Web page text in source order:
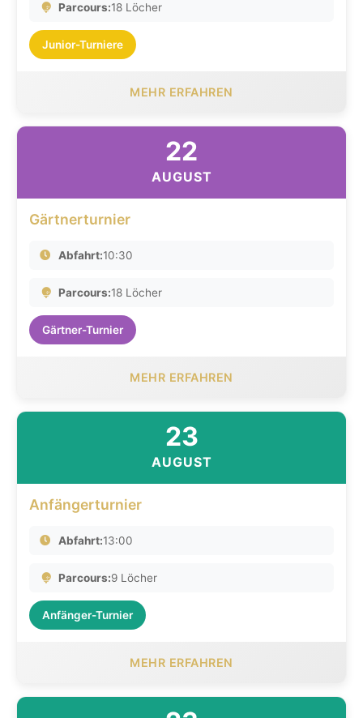
Parcours:18 Löcher
Junior-Turniere
MEHR ERFAHREN
22
AUGUST
Gärtnerturnier
Abfahrt:10:30
Parcours:18 Löcher
Gärtner-Turnier
MEHR ERFAHREN
23
AUGUST
Anfängerturnier
Abfahrt:13:00
Parcours:9 Löcher
Anfänger-Turnier
MEHR ERFAHREN